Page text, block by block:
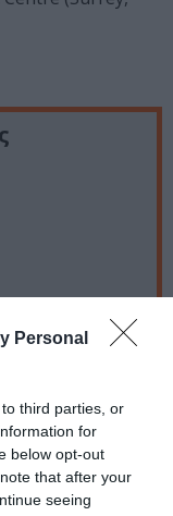
Personal
third parties, or
for
below opt-out
that after your
seeing
Γεωργίου Β’ 17-